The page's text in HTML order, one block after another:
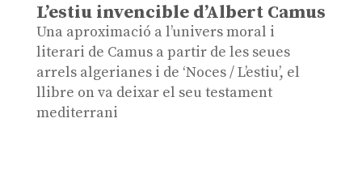
L’estiu invencible d’Albert Camus
Una aproximació a l’univers moral i
literari de Camus a partir de les seues
arrels algerianes i de ‘Noces / L’estiu’, el
llibre on va deixar el seu testament
mediterrani